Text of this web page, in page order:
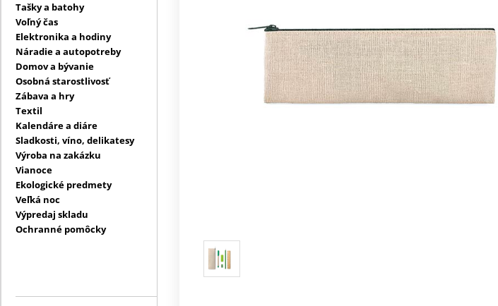
Tašky a batohy
Voľný čas
Elektronika a hodiny
Náradie a autopotreby
Domov a bývanie
Osobná starostlivosť
Zábava a hry
Textil
Kalendáre a diáre
Sladkosti, víno, delikatesy
Výroba na zakázku
Vianoce
Ekologické predmety
Veľká noc
Výpredaj skladu
Ochranné pomôcky